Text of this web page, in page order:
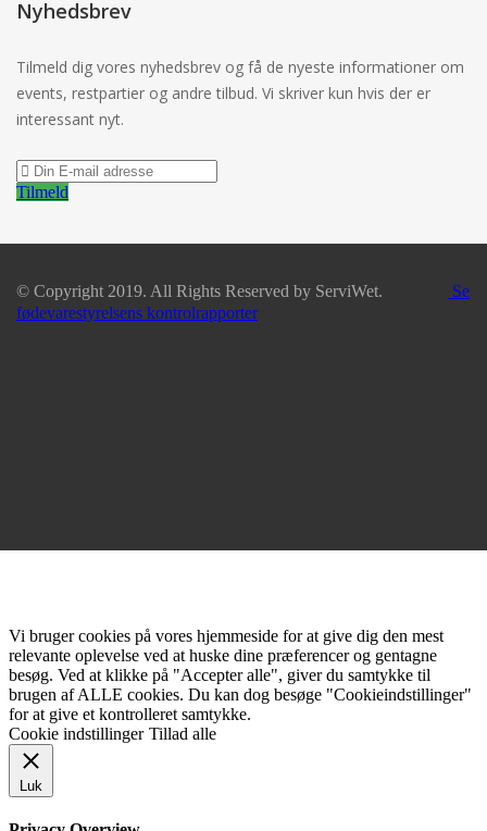
Nyhedsbrev
Tilmeld dig vores nyhedsbrev og få de nyeste informationer om
events, restpartier og andre tilbud. Vi skriver kun hvis der er
interessant nyt.
Tilmeld
© Copyright 2019. All Rights Reserved by ServiWet.
Se
fødevarestyrelsens kontrolrapporter
Vi bruger cookies på vores hjemmeside for at give dig den mest
relevante oplevelse ved at huske dine præferencer og gentagne
besøg. Ved at klikke på "Accepter alle", giver du samtykke til
brugen af ALLE cookies. Du kan dog besøge "Cookieindstillinger"
for at give et kontrolleret samtykke.
Cookie indstillinger Tillad alle
Luk